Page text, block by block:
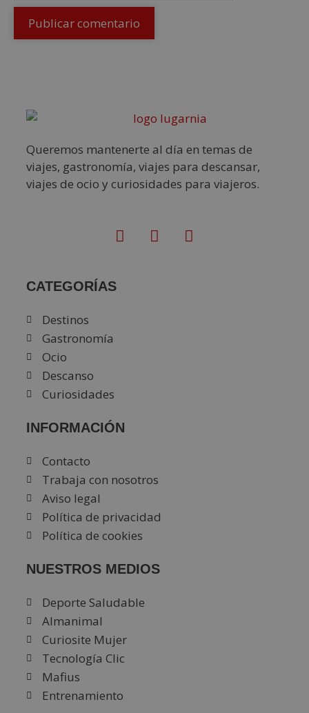
Queremos mantenerte al día en temas de
viajes, gastronomía, viajes para descansar,
viajes de ocio y curiosidades para viajeros.
CATEGORÍAS
Destinos
Gastronomía
Ocio
Descanso
Curiosidades
INFORMACIÓN
Contacto
Trabaja con nosotros
Aviso legal
Política de privacidad
Política de cookies
NUESTROS MEDIOS
Deporte Saludable
Almanimal
Curiosite Mujer
Tecnología Clic
Mafius
Entrenamiento